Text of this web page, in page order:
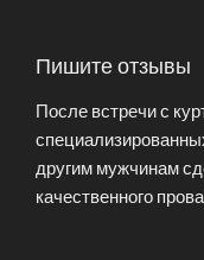
Пишите отзывы
После встречи с
другим мужчинам
качественного